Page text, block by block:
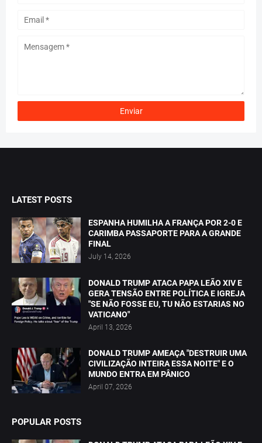
LATEST POSTS
ESPANHA HUMILHA A FRANÇA POR 2-0 E
CARIMBA PASSAPORTE PARA A GRANDE
FINAL
July 14, 2026
DONALD TRUMP ATACA PAPA LEÃO XIV E
GERA TENSÃO ENTRE POLÍTICA E IGREJA
"SE NÃO FOSSE EU, TU NÃO ESTARIAS NO
VATICANO"
April 13, 2026
DONALD TRUMP AMEAÇA "DESTRUIR UMA
CIVILIZAÇÃO INTEIRA ESSA NOITE" E O
MUNDO ENTRA EM PÂNICO
April 07, 2026
POPULAR POSTS